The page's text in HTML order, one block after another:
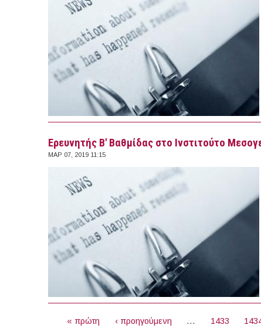
Ερευνητής Β' Βαθμίδας στο Ινστιτούτο
ΜΑΡ 07, 2019 11:15
« πρώτη ‹ προηγούμενη … 1433